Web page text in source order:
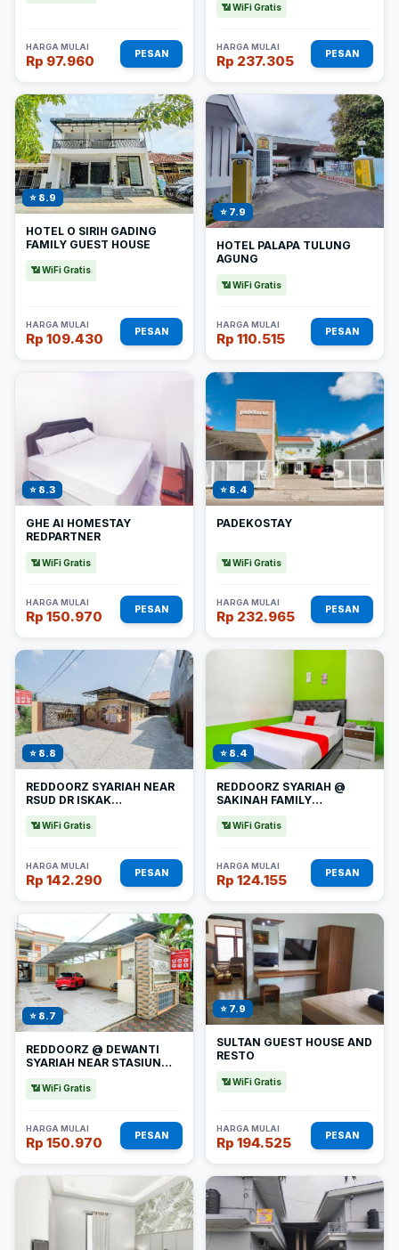
HARGA MULAI
Rp 97.960 PESAN
📶 WiFi Gratis
HARGA MULAI
Rp 237.305 PESAN
⭐ 8.9
HOTEL O SIRIH GADING
FAMILY GUEST HOUSE
📶 WiFi Gratis
HARGA MULAI
Rp 109.430 PESAN
⭐ 7.9
HOTEL PALAPA TULUNG
AGUNG
📶 WiFi Gratis
HARGA MULAI
Rp 110.515 PESAN
⭐ 8.3
GHE AI HOMESTAY
REDPARTNER
📶 WiFi Gratis
HARGA MULAI
Rp 150.970 PESAN
⭐ 8.4
PADEKOSTAY
📶 WiFi Gratis
HARGA MULAI
Rp 232.965 PESAN
⭐ 8.8
REDDOORZ SYARIAH NEAR
RSUD DR ISKAK
📶 WiFi Gratis
HARGA MULAI
Rp 142.290 PESAN
⭐ 8.4
REDDOORZ SYARIAH @
SAKINAH FAMILY
📶 WiFi Gratis
HARGA MULAI
Rp 124.155 PESAN
⭐ 8.7
REDDOORZ @ DEWANTI
SYARIAH NEAR STASIUN
📶 WiFi Gratis
HARGA MULAI
Rp 150.970 PESAN
⭐ 7.9
SULTAN GUEST HOUSE AND
RESTO
📶 WiFi Gratis
HARGA MULAI
Rp 194.525 PESAN